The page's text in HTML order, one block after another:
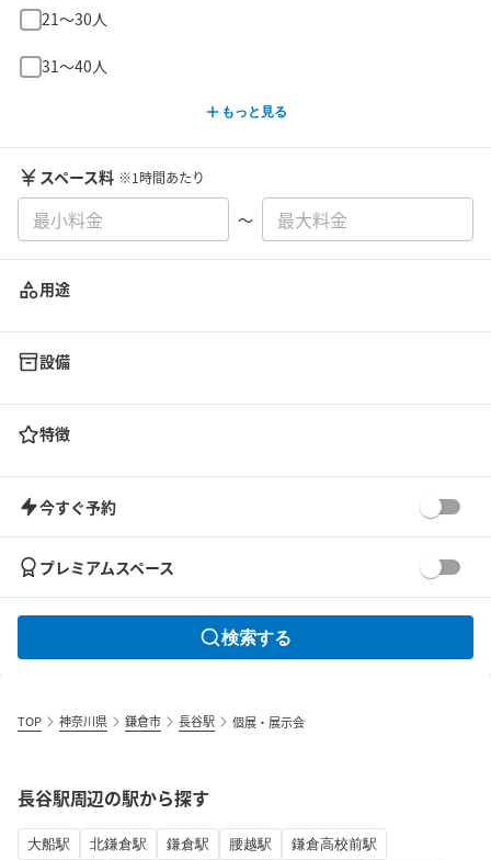
21〜30人
31〜40人
もっと見る
スペース料 ※1時間あたり
〜
用途
設備
特徴
今すぐ予約
プレミアムスペース
検索する
TOP 神奈川県 鎌倉市 長谷駅 個展・展示会
長谷駅周辺の駅から探す
大船駅 北鎌倉駅 鎌倉駅 腰越駅
鎌倉高校前駅